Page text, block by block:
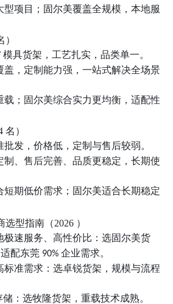
型项目；固尔美覆盖全规模，本地服
）
模具货架，工艺扎实，品类单一。
盖，定制能力强，一站式解决全场景
载；固尔美综合实力更均衡，适配性
名）
发，价格低，定制与售后较弱。
制、售后完善、品质更稳定，长期使
短期低价需求；固尔美适合长期稳定
型指南（2026 ）
极速服务、高性价比：选固尔美货
配东莞 90%企业需求。
标准需求：选卓锐货架，规模与流程
：选牧隆货架，重载技术成熟。